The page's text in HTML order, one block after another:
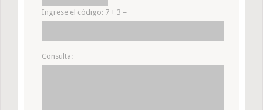
Ingrese el código: 7 + 3 =
Consulta: